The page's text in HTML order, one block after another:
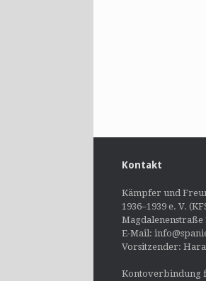
Kontakt
Kämpfer und
1936–1939 e. V.
Magdalenenstraße
E-Mail:
Vorsitzender:
Kontoverbindung